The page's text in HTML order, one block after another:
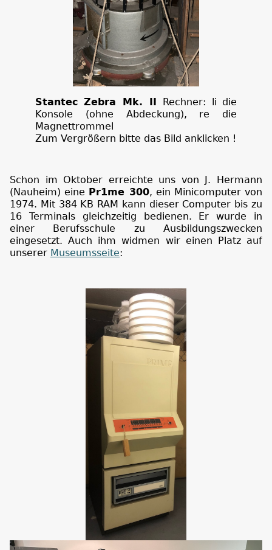
Stantec Zebra Mk. II
Rechner: li die
Konsole (ohne Abdeckung), re die
Magnettrommel
Zum Vergrößern bitte das Bild anklicken !
Schon im Oktober erreichte uns von J. Hermann
(Nauheim) eine Pr1me 300, ein Minicomputer von
1974. Mit 384 KB RAM kann dieser Computer bis zu
16 Terminals gleichzeitig bedienen. Er wurde in
einer Berufsschule zu Ausbildungszwecken
eingesetzt. Auch ihm widmen wir einen Platz auf
unserer Museumsseite: